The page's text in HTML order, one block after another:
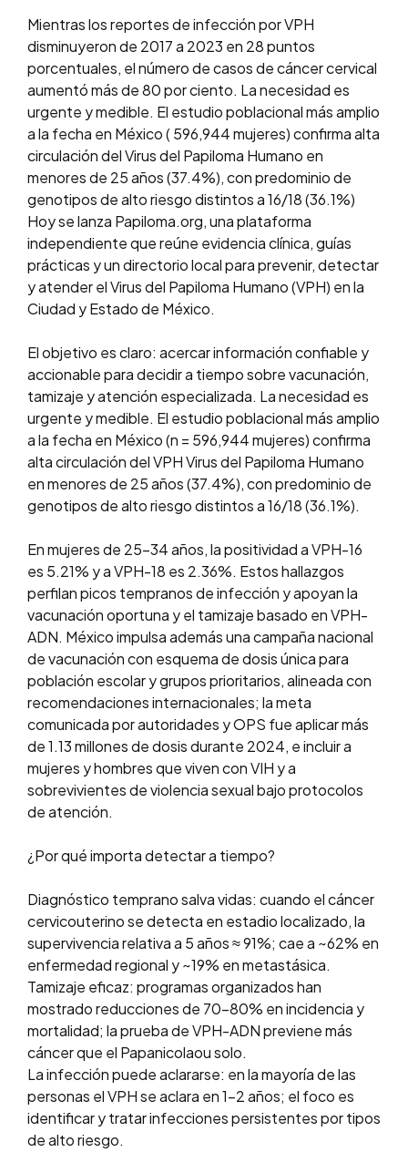
Mientras los reportes de infección por VPH
disminuyeron de 2017 a 2023 en 28 puntos
porcentuales, el número de casos de cáncer cervical
aumentó más de 80 por ciento. La necesidad es
urgente y medible. El estudio poblacional más amplio
a la fecha en México ( 596,944 mujeres) confirma alta
circulación del Virus del Papiloma Humano en
menores de 25 años (37.4%), con predominio de
genotipos de alto riesgo distintos a 16/18 (36.1%)
Hoy se lanza Papiloma.org, una plataforma
independiente que reúne evidencia clínica, guías
prácticas y un directorio local para prevenir, detectar
y atender el Virus del Papiloma Humano (VPH) en la
Ciudad y Estado de México.
El objetivo es claro: acercar información confiable y
accionable para decidir a tiempo sobre vacunación,
tamizaje y atención especializada. La necesidad es
urgente y medible. El estudio poblacional más amplio
a la fecha en México (n = 596,944 mujeres) confirma
alta circulación del VPH Virus del Papiloma Humano
en menores de 25 años (37.4%), con predominio de
genotipos de alto riesgo distintos a 16/18 (36.1%).
En mujeres de 25–34 años, la positividad a VPH-16
es 5.21% y a VPH-18 es 2.36%. Estos hallazgos
perfilan picos tempranos de infección y apoyan la
vacunación oportuna y el tamizaje basado en VPH-
ADN. México impulsa además una campaña nacional
de vacunación con esquema de dosis única para
población escolar y grupos prioritarios, alineada con
recomendaciones internacionales; la meta
comunicada por autoridades y OPS fue aplicar más
de 1.13 millones de dosis durante 2024, e incluir a
mujeres y hombres que viven con VIH y a
sobrevivientes de violencia sexual bajo protocolos
de atención.
¿Por qué importa detectar a tiempo?
Diagnóstico temprano salva vidas: cuando el cáncer
cervicouterino se detecta en estadio localizado, la
supervivencia relativa a 5 años ≈ 91%; cae a ~62% en
enfermedad regional y ~19% en metastásica.
Tamizaje eficaz: programas organizados han
mostrado reducciones de 70–80% en incidencia y
mortalidad; la prueba de VPH-ADN previene más
cáncer que el Papanicolaou solo.
La infección puede aclararse: en la mayoría de las
personas el VPH se aclara en 1–2 años; el foco es
identificar y tratar infecciones persistentes por tipos
de alto riesgo.